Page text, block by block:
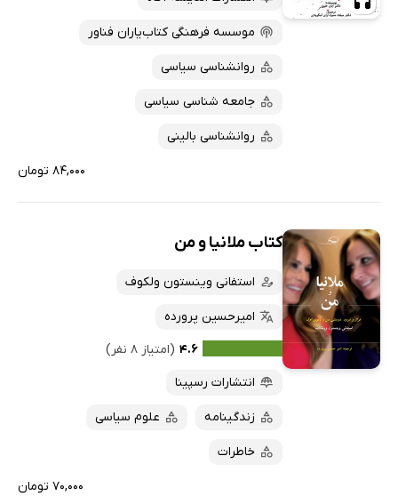
موسسه فرهنگی کتاب‌یاران فناور
روانشناسی سیاسی
جامعه شناسی سیاسی
روانشناسی بالینی
۸۴,۰۰۰ تومان
کتاب ملانیا و من
استفانی وینستون ولکوف
امیرحسین پرورده
۴.۶ (امتیاز ۸ نفر)
انتشارات رسپینا
زندگینامه علوم سیاسی
خاطرات
۷۰,۰۰۰ تومان